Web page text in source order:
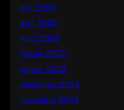
mai 2025
avril 2025
mars 2025
février 2025
janvier 2025
décembre 2024
novembre 2024